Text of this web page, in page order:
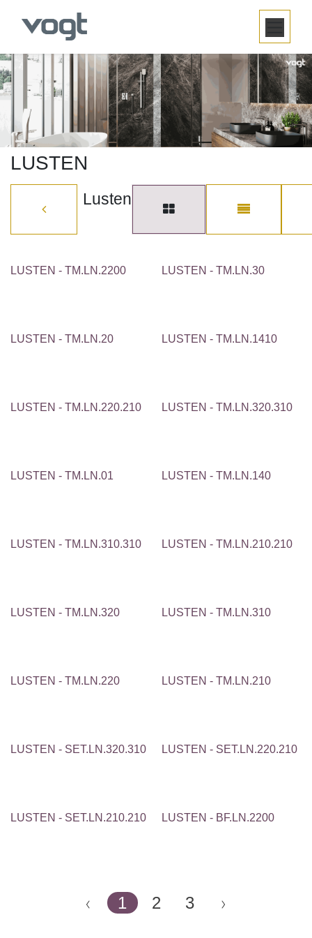
SKIP TO CONTENT
LUSTEN
Lusten
LUSTEN - TM.LN.2200 LUSTEN - TM.LN.30
LUSTEN - TM.LN.20 LUSTEN - TM.LN.1410
LUSTEN - TM.LN.220.210 LUSTEN - TM.LN.320.310
LUSTEN - TM.LN.01 LUSTEN - TM.LN.140
LUSTEN - TM.LN.310.310 LUSTEN - TM.LN.210.210
LUSTEN - TM.LN.320 LUSTEN - TM.LN.310
LUSTEN - TM.LN.220 LUSTEN - TM.LN.210
LUSTEN - SET.LN.320.310 LUSTEN - SET.LN.220.210
LUSTEN - SET.LN.210.210 LUSTEN - BF.LN.2200
1 2 3